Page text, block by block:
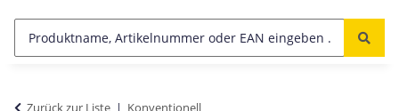
Zurück zur Liste Konventionell